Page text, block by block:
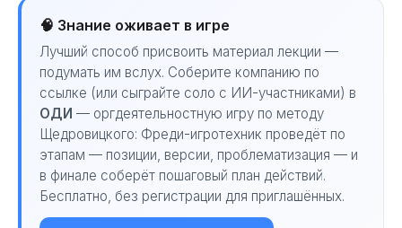
🧠 Знание оживает в игре
Лучший способ присвоить материал лекции —
подумать им вслух. Соберите компанию по
ссылке (или сыграйте соло с ИИ-участниками) в
ОДИ — оргдеятельностную игру по методу
Щедровицкого: Фреди-игротехник проведёт по
этапам — позиции, версии, проблематизация — и
в финале соберёт пошаговый план действий.
Бесплатно, без регистрации для приглашённых.